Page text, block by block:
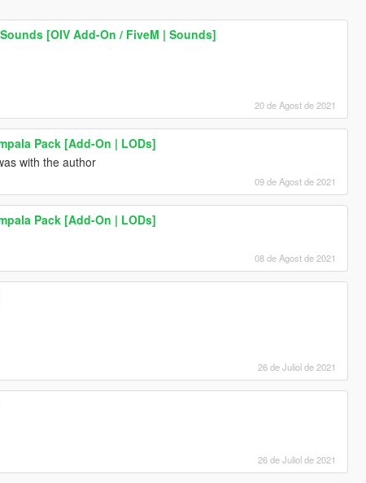
[OIV Add-On / FiveM | Sounds]
20 de Agost de 2021
Pack [Add-On | LODs]
with the author
09 de Agost de 2021
Pack [Add-On | LODs]
08 de Agost de 2021
26 de Juliol de 2021
26 de Juliol de 2021